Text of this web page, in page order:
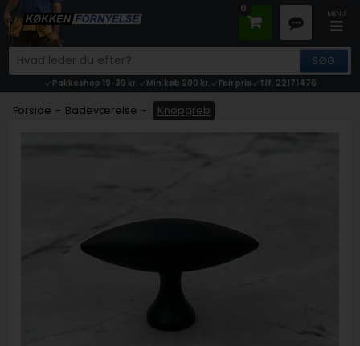
Pakkeshop 19-39 kr. Min.køb 200 kr. Fair pris Tlf. 22171476
0
Forside - Badeværelse - Knopgreb